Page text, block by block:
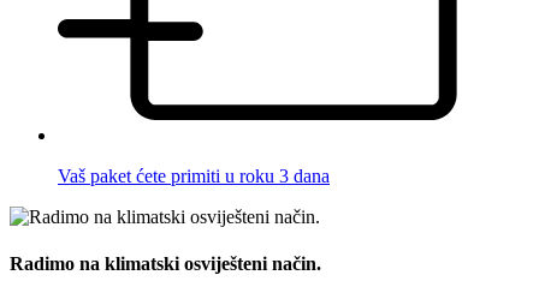
Vaš paket ćete primiti u roku 3 dana
Radimo na klimatski osviješteni način.